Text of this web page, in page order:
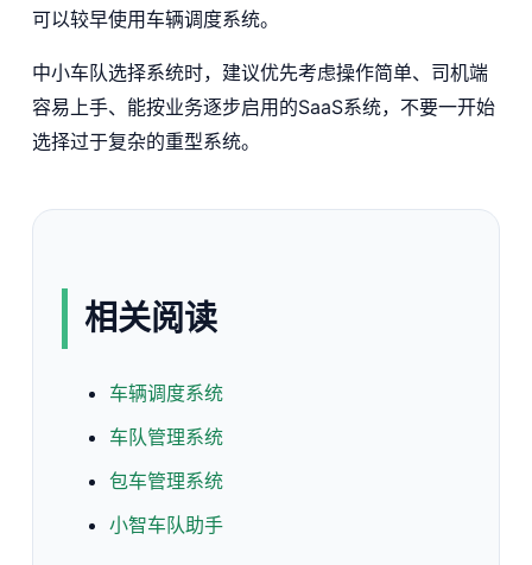
可以较早使用车辆调度系统。
中小车队选择系统时，建议优先考虑操作简单、司机端
容易上手、能按业务逐步启用的SaaS系统，不要一开始
选择过于复杂的重型系统。
相关阅读
车辆调度系统
车队管理系统
包车管理系统
小智车队助手